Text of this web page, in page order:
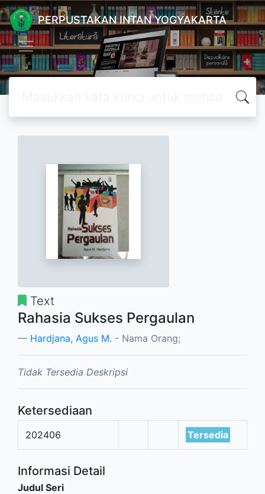
PERPUSTAKAN INTAN YOGYAKARTA
Text
Rahasia Sukses Pergaulan
Hardjana, Agus M. - Nama Orang;
Tidak Tersedia Deskripsi
Ketersediaan
202406 Tersedia
Informasi Detail
Judul Seri